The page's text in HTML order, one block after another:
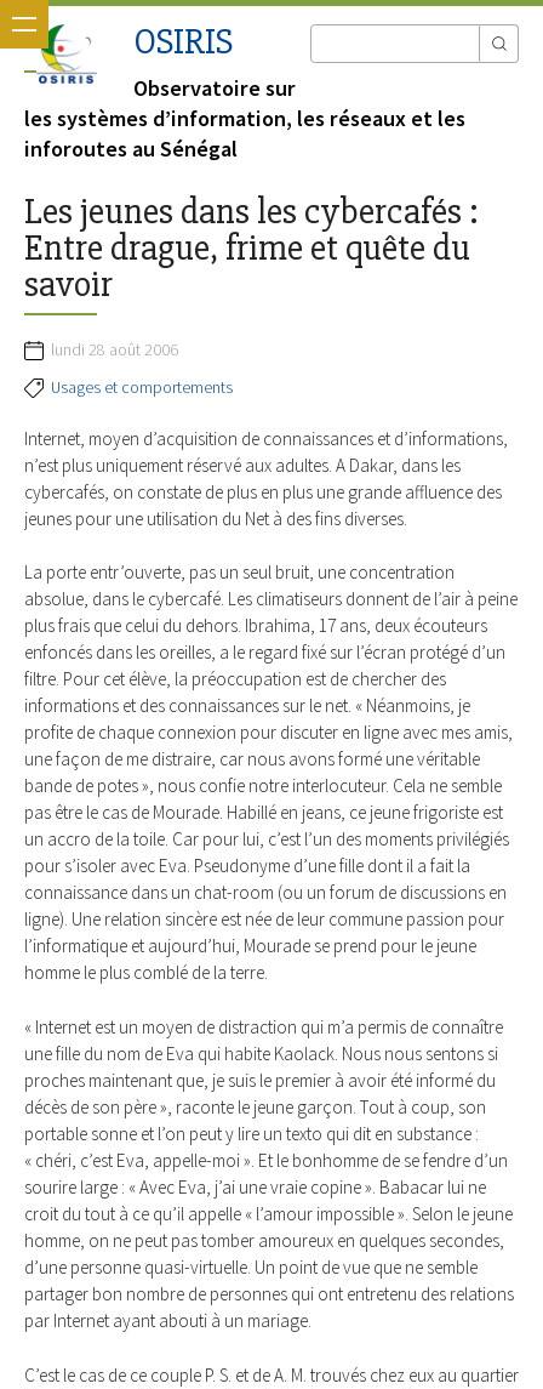
OSIRIS
Observatoire sur
les systèmes d’information, les réseaux et les
inforoutes au Sénégal
Les jeunes dans les cybercafés :
Entre drague, frime et quête du
savoir
lundi 28 août 2006
Usages et comportements
Internet, moyen d’acquisition de connaissances et d’informations,
n’est plus uniquement réservé aux adultes. A Dakar, dans les
cybercafés, on constate de plus en plus une grande affluence des
jeunes pour une utilisation du Net à des fins diverses.
La porte entr’ouverte, pas un seul bruit, une concentration
absolue, dans le cybercafé. Les climatiseurs donnent de l’air à peine
plus frais que celui du dehors. Ibrahima, 17 ans, deux écouteurs
enfoncés dans les oreilles, a le regard fixé sur l’écran protégé d’un
filtre. Pour cet élève, la préoccupation est de chercher des
informations et des connaissances sur le net. « Néanmoins, je
profite de chaque connexion pour discuter en ligne avec mes amis,
une façon de me distraire, car nous avons formé une véritable
bande de potes », nous confie notre interlocuteur. Cela ne semble
pas être le cas de Mourade. Habillé en jeans, ce jeune frigoriste est
un accro de la toile. Car pour lui, c’est l’un des moments privilégiés
pour s’isoler avec Eva. Pseudonyme d’une fille dont il a fait la
connaissance dans un chat-room (ou un forum de discussions en
ligne). Une relation sincère est née de leur commune passion pour
l’informatique et aujourd’hui, Mourade se prend pour le jeune
homme le plus comblé de la terre.
« Internet est un moyen de distraction qui m’a permis de connaître
une fille du nom de Eva qui habite Kaolack. Nous nous sentons si
proches maintenant que, je suis le premier à avoir été informé du
décès de son père », raconte le jeune garçon. Tout à coup, son
portable sonne et l’on peut y lire un texto qui dit en substance :
« chéri, c’est Eva, appelle-moi ». Et le bonhomme de se fendre d’un
sourire large : « Avec Eva, j’ai une vraie copine ». Babacar lui ne
croit du tout à ce qu’il appelle « l’amour impossible ». Selon le jeune
homme, on ne peut pas tomber amoureux en quelques secondes,
d’une personne quasi-virtuelle. Un point de vue que ne semble
partager bon nombre de personnes qui ont entretenu des relations
par Internet ayant abouti à un mariage.
C’est le cas de ce couple P. S. et de A. M. trouvés chez eux au quartier